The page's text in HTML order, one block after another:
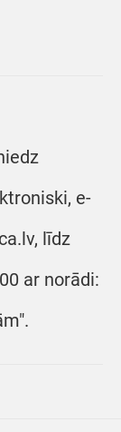
e-
līdz
ar norādi: